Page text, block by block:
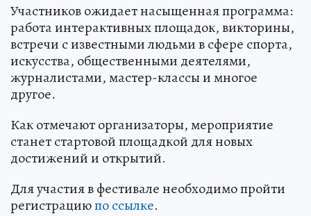
Участников ожидает насыщенная программа:
работа интерактивных площадок, викторины,
встречи с известными людьми в сфере спорта,
искусства, общественными деятелями,
журналистами, мастер-классы и многое
другое.
Как отмечают организаторы, мероприятие
станет стартовой площадкой для новых
достижений и открытий.
Для участия в фестивале необходимо пройти
регистрациюпо ссылке.